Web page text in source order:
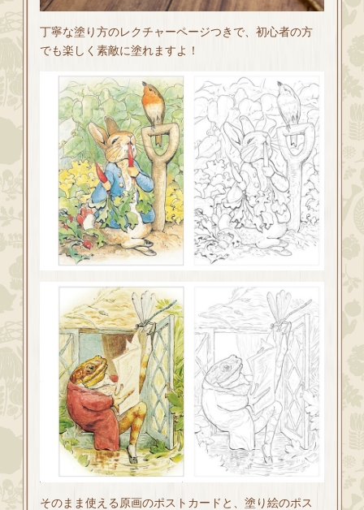
丁寧な塗り方のレクチャーページつきで、初心者の方
でも楽しく素敵に塗れますよ！
そのまま使える原画のポストカードと、塗り絵のポス